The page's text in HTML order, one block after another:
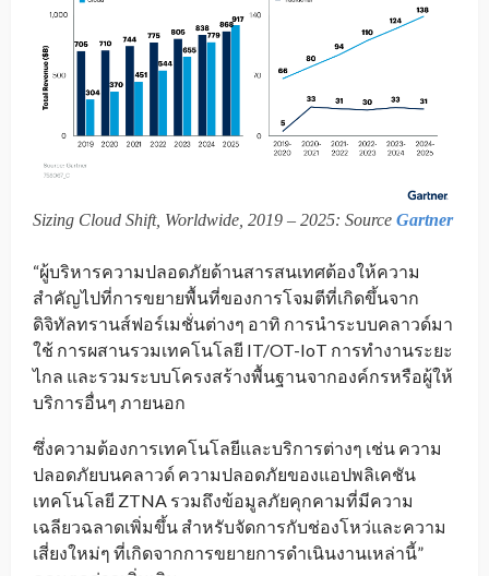
Sizing Cloud Shift, Worldwide, 2019 – 2025: Source Gartner
“ผู้บริหารความปลอดภัยด้านสารสนเทศต้องให้ความ
สำคัญไปที่การขยายพื้นที่ของการโจมตีที่เกิดขึ้นจาก
ดิจิทัลทรานส์ฟอร์เมชั่นต่างๆ อาทิ การนำระบบคลาวด์มา
ใช้ การผสานรวมเทคโนโลยี IT/OT-IoT การทำงานระยะ
ไกล และรวมระบบโครงสร้างพื้นฐานจากองค์กรหรือผู้ให้
บริการอื่นๆ ภายนอก
ซึ่งความต้องการเทคโนโลยีและบริการต่างๆ เช่น ความ
ปลอดภัยบนคลาวด์ ความปลอดภัยของแอปพลิเคชัน
เทคโนโลยี ZTNA รวมถึงข้อมูลภัยคุกคามที่มีความ
เฉลียวฉลาดเพิ่มขึ้น สำหรับจัดการกับช่องโหว่และความ
เสี่ยงใหม่ๆ ที่เกิดจากการขยายการดำเนินงานเหล่านี้”